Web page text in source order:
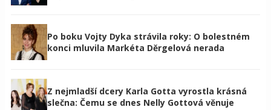
Po boku Vojty Dyka strávila roky: O bolestném
konci mluvila Markéta Děrgelová nerada
Z nejmladší dcery Karla Gotta vyrostla krásná
slečna: Čemu se dnes Nelly Gottová věnuje